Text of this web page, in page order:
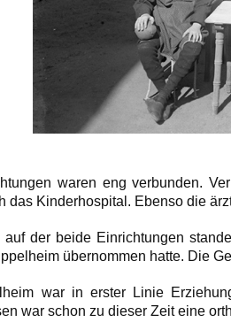
waren eng verbunden.
das Kinderhospital. Ebenso die
auf der beide Einrichtungen
übernommen hatte. Die
war in erster Linie
war schon zu dieser Zeit eine